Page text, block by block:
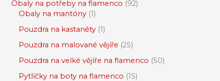
Obaly na potřeby na flamenco 92
Obaly na mantóny 1
Pouzdra na kastaněty 1
Pouzdra na malované vějíře 25
Pouzdra na velké vějíře na flamenco 50
Pytlíčky na boty na flamenco 15